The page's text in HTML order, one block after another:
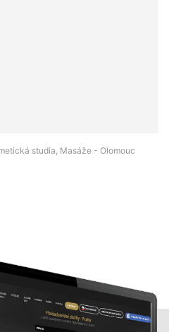
studia, Masáže - Olomouc